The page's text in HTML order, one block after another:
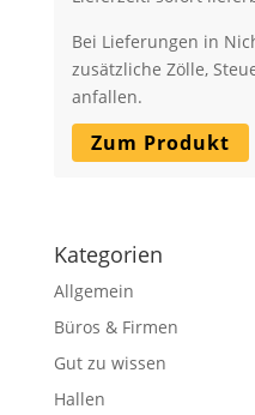
Bei Lieferungen in
zusätzliche Zölle,
anfallen.
Zum Produkt
Kategorien
Allgemein
Büros & Firmen
Gut zu wissen
Hallen